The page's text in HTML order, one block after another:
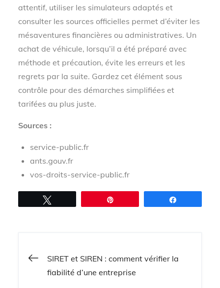
attentif, utiliser les simulateurs adaptés et
consulter les sources officielles permet d’éviter les
mésaventures financières ou administratives. Un
achat de véhicule, lorsqu’il a été préparé avec
méthode et précaution, évite les erreurs et les
regrets par la suite. Gardez cet élément sous
contrôle pour des démarches simplifiées et
tarifées au plus juste.
Sources :
service-public.fr
ants.gouv.fr
vos-droits-service-public.fr
Navigation
SIRET et SIREN : comment vérifier la
fiabilité d’une entreprise